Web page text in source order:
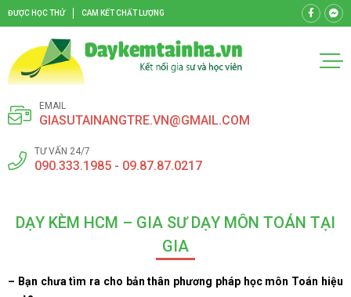
ĐƯỢC HỌC THỬ CAM KẾT CHẤT LƯỢNG
EMAIL
GIASUTAINANGTRE.VN@GMAIL.COM
TƯ VẤN 24/7
090.333.1985 - 09.87.87.0217
DẠY KÈM HCM – GIA SƯ DẠY MÔN TOÁN TẠI
GIA
– Bạn chưa tìm ra cho bản thân phương pháp học môn Toán hiệu